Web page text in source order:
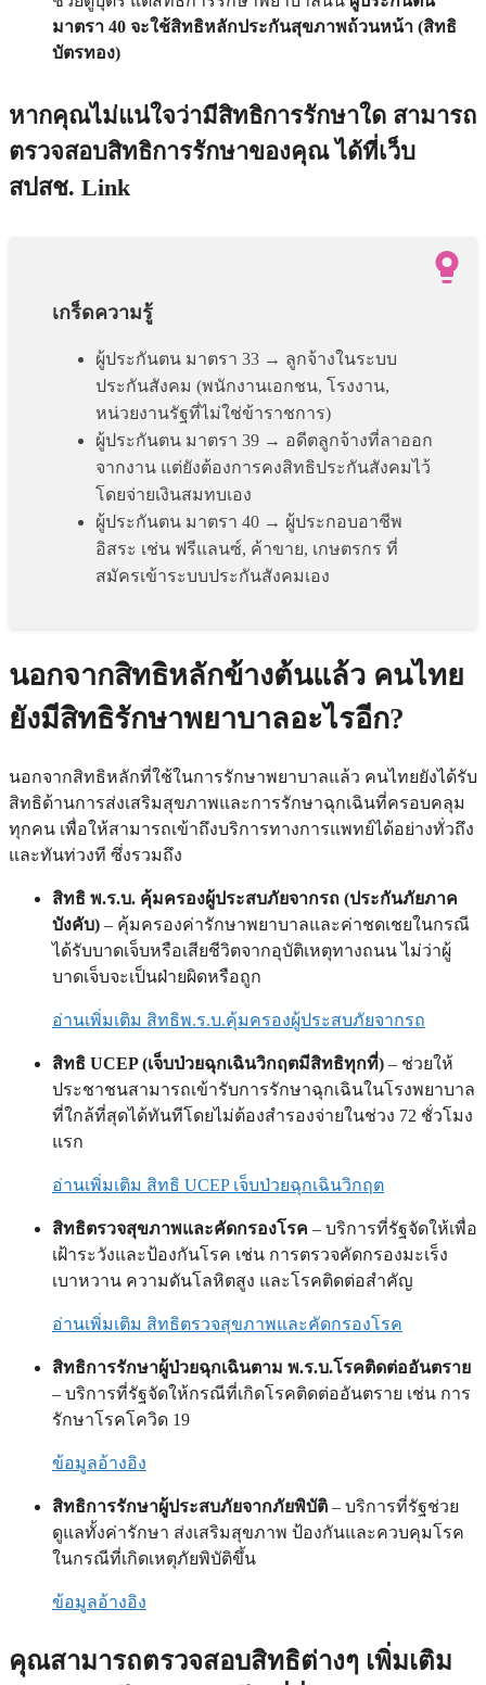
มาตรา 40 จะใช้สิทธิหลักประกันสุขภาพถ้วนหน้า (สิทธิ
บัตรทอง)
หากคุณไม่แน่ใจว่ามีสิทธิการรักษาใด สามารถ
ตรวจสอบสิทธิการรักษาของคุณ ได้ที่เว็บ
สปสช. Link
เกร็ดความรู้
ผู้ประกันตน มาตรา 33 → ลูกจ้างในระบบ
ประกันสังคม (พนักงานเอกชน, โรงงาน,
หน่วยงานรัฐที่ไม่ใช่ข้าราชการ)
ผู้ประกันตน มาตรา 39 → อดีตลูกจ้างที่ลาออก
จากงาน แต่ยังต้องการคงสิทธิประกันสังคมไว้
โดยจ่ายเงินสมทบเอง
ผู้ประกันตน มาตรา 40 → ผู้ประกอบอาชีพ
อิสระ เช่น ฟรีแลนซ์, ค้าขาย, เกษตรกร ที่
สมัครเข้าระบบประกันสังคมเอง
นอกจากสิทธิหลักข้างต้นแล้ว คนไทย
ยังมีสิทธิรักษาพยาบาลอะไรอีก?
นอกจากสิทธิหลักที่ใช้ในการรักษาพยาบาลแล้ว คนไทยยังได้รับ
สิทธิด้านการส่งเสริมสุขภาพและการรักษาฉุกเฉินที่ครอบคลุม
ทุกคน เพื่อให้สามารถเข้าถึงบริการทางการแพทย์ได้อย่างทั่วถึง
และทันท่วงที ซึ่งรวมถึง
สิทธิ พ.ร.บ. คุ้มครองผู้ประสบภัยจากรถ (ประกันภัยภาค
บังคับ) – คุ้มครองค่ารักษาพยาบาลและค่าชดเชยในกรณี
ได้รับบาดเจ็บหรือเสียชีวิตจากอุบัติเหตุทางถนน ไม่ว่าผู้
บาดเจ็บจะเป็นฝ่ายผิดหรือถูก
อ่านเพิ่มเติม สิทธิพ.ร.บ.คุ้มครองผู้ประสบภัยจากรถ
สิทธิ UCEP (เจ็บป่วยฉุกเฉินวิกฤตมีสิทธิทุกที่) – ช่วยให้
ประชาชนสามารถเข้ารับการรักษาฉุกเฉินในโรงพยาบาล
ที่ใกล้ที่สุดได้ทันทีโดยไม่ต้องสำรองจ่ายในช่วง 72 ชั่วโมง
แรก
อ่านเพิ่มเติม สิทธิ UCEP เจ็บป่วยฉุกเฉินวิกฤต
สิทธิตรวจสุขภาพและคัดกรองโรค – บริการที่รัฐจัดให้เพื่อ
เฝ้าระวังและป้องกันโรค เช่น การตรวจคัดกรองมะเร็ง
เบาหวาน ความดันโลหิตสูง และโรคติดต่อสำคัญ
อ่านเพิ่มเติม สิทธิตรวจสุขภาพและคัดกรองโรค
สิทธิการรักษาผู้ป่วยฉุกเฉินตาม พ.ร.บ.โรคติดต่ออันตราย
– บริการที่รัฐจัดให้กรณีที่เกิดโรคติดต่ออันตราย เช่น การ
รักษาโรคโควิด 19
ข้อมูลอ้างอิง
สิทธิการรักษาผู้ประสบภัยจากภัยพิบัติ – บริการที่รัฐช่วย
ดูแลทั้งค่ารักษา ส่งเสริมสุขภาพ ป้องกันและควบคุมโรค
ในกรณีที่เกิดเหตุภัยพิบัติขึ้น
ข้อมูลอ้างอิง
คุณสามารถตรวจสอบสิทธิต่างๆ เพิ่มเติม